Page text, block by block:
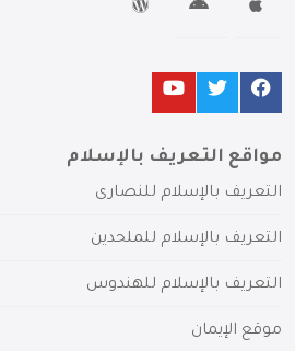
مواقع التعريف بالإسلام
التعريف بالإسلام للنصارى
التعريف بالإسلام للملحدين
التعريف بالإسلام للهندوس
موقع الإيمان